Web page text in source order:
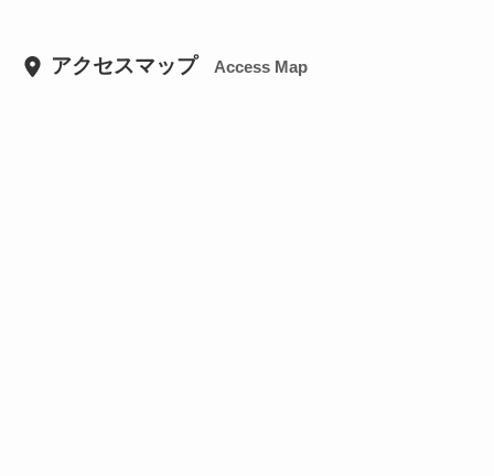
アクセスマップ Access Map